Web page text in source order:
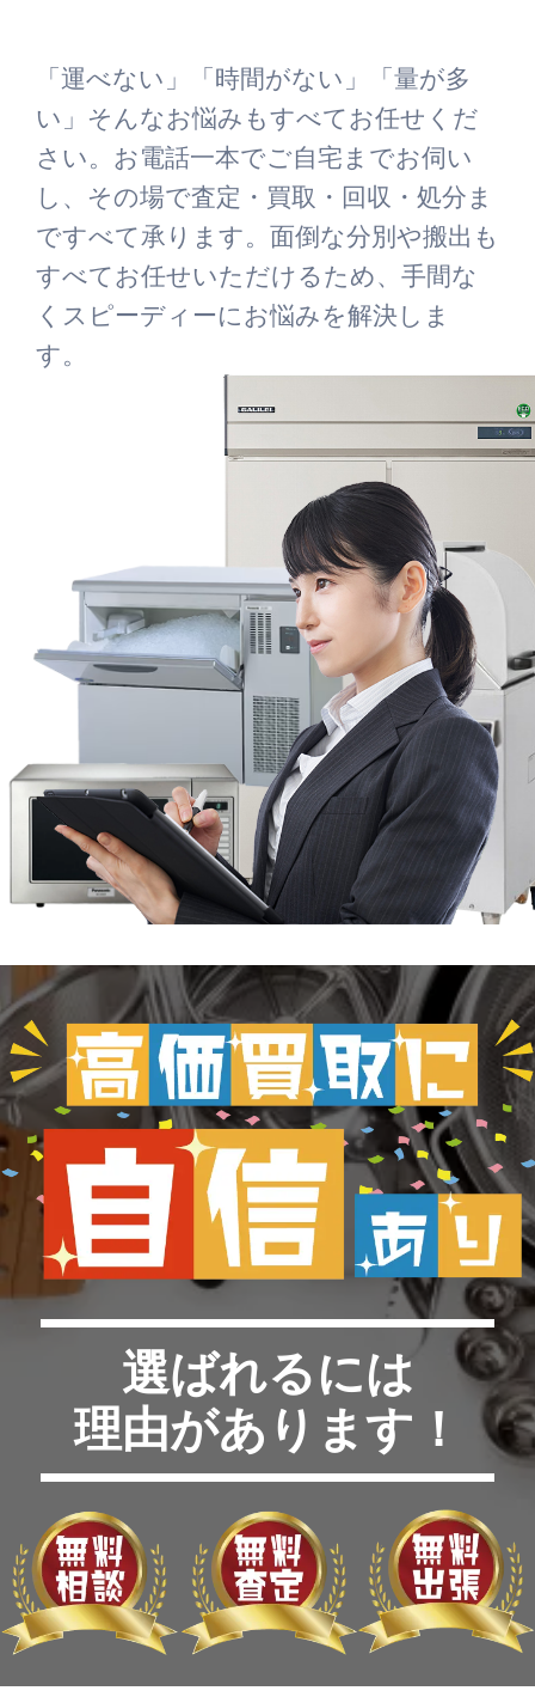
「運べない」「時間がない」「量が多
い」そんなお悩みもすべてお任せくだ
さい。お電話一本でご自宅までお伺い
し、その場で査定・買取・回収・処分ま
ですべて承ります。面倒な分別や搬出も
すべてお任せいただけるため、手間な
くスピーディーにお悩みを解決しま
す。
選ばれるには
理由があります！